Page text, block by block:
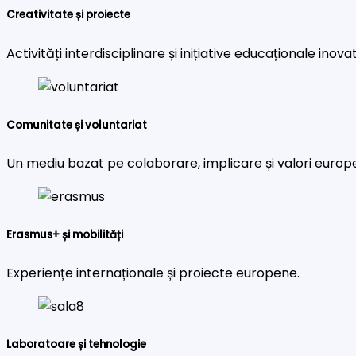
Creativitate și proiecte
Activități interdisciplinare și inițiative educaționale
Comunitate și voluntariat
Un mediu bazat pe colaborare, implicare și valori
Erasmus+ și mobilități
Experiențe internaționale și proiecte europene.
Laboratoare și tehnologie